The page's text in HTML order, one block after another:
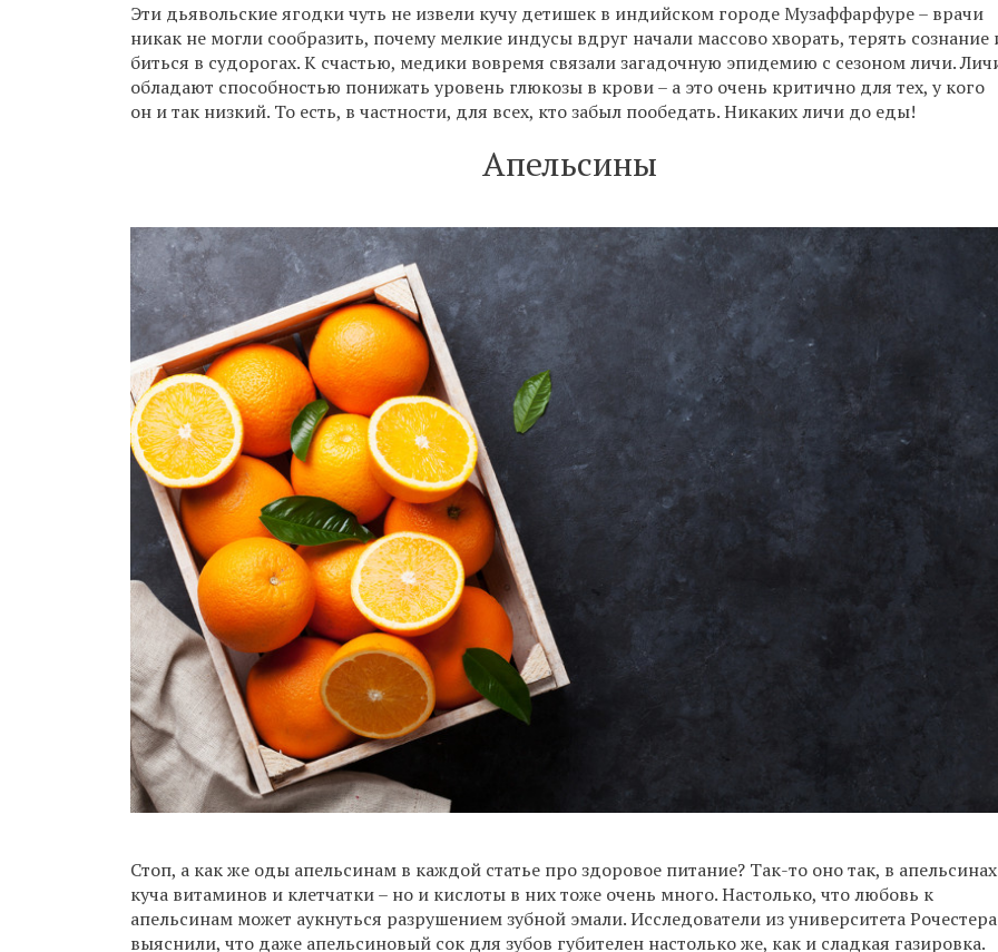
Эти дьявольские ягодки чуть не извели кучу детишек в индийском городе Музаффарфуре – врачи
никак не могли сообразить, почему мелкие индусы вдруг начали массово хворать, терять сознание
биться в судорогах. К счастью, медики вовремя связали загадочную эпидемию с сезоном личи.
обладают способностью понижать уровень глюкозы в крови – а это очень критично для тех, у кого
он и так низкий. То есть, в частности, для всех, кто забыл пообедать. Никаких личи до еды!
Апельсины
Стоп, а как же оды апельсинам в каждой статье про здоровое питание? Так-то оно так, в апельсинах
куча витаминов и клетчатки – но и кислоты в них тоже очень много. Настолько, что любовь к
апельсинам может аукнуться разрушением зубной эмали. Исследователи из университета Рочестера
выяснили, что даже апельсиновый сок для зубов губителен настолько же, как и сладкая газировка.